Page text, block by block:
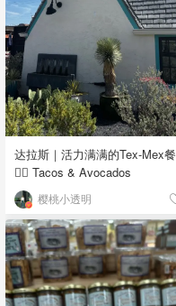
达拉斯｜活力满满的Tex-Mex餐
👉🏼 Tacos & Avocados
樱桃小透明